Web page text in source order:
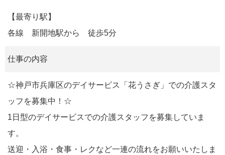
【最寄り駅】
各線 新開地駅から 徒歩5分
仕事の内容
☆神戸市兵庫区のデイサービス「花うさぎ」での介護スタ
ッフを募集中！☆
1日型のデイサービスでの介護スタッフを募集していま
す。
送迎・入浴・食事・レクなど一連の流れをお願いいたしま